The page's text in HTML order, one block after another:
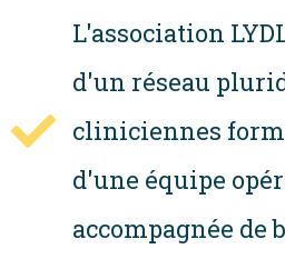
L'association
d'un réseau
cliniciennes
d'une équipe
accompagnée de